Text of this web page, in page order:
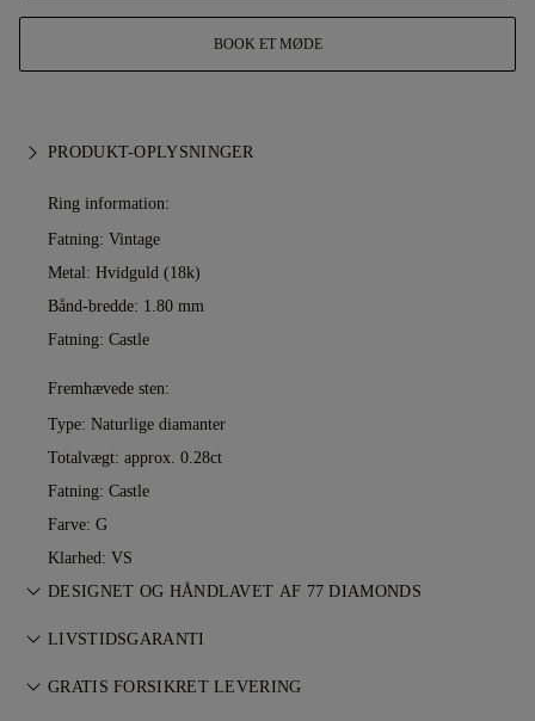
BOOK ET MØDE
PRODUKT-OPLYSNINGER
Ring information:
Fatning: Vintage
Metal: Hvidguld (18k)
Bånd-bredde: 1.80 mm
Fatning: Castle
Fremhævede sten:
Type: Naturlige diamanter
Totalvægt: approx. 0.28ct
Fatning: Castle
Farve: G
Klarhed: VS
DESIGNET OG HÅNDLAVET AF 77 DIAMONDS
Smykkekunst perfektioneret af 77 Diamonds — ét design ad
LIVSTIDSGARANTI
Ved køb hos 77 Diamonds får du livstidsgaranti mod
GRATIS FORSIKRET LEVERING